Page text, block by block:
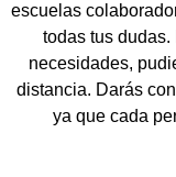
escuelas
todas tus
necesidades,
distancia. Darás
ya que cada